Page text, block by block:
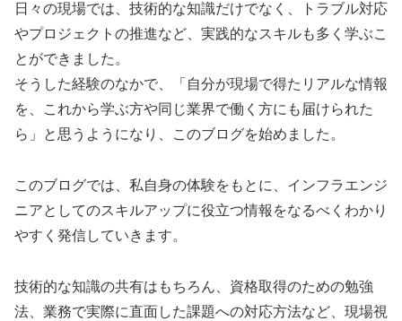
日々の現場では、技術的な知識だけでなく、トラブル対応
やプロジェクトの推進など、実践的なスキルも多く学ぶこ
とができました。
そうした経験のなかで、「自分が現場で得たリアルな情報
を、これから学ぶ方や同じ業界で働く方にも届けられた
ら」と思うようになり、このブログを始めました。
このブログでは、私自身の体験をもとに、インフラエンジ
ニアとしてのスキルアップに役立つ情報をなるべくわかり
やすく発信していきます。
技術的な知識の共有はもちろん、資格取得のための勉強
法、業務で実際に直面した課題への対応方法など、現場視